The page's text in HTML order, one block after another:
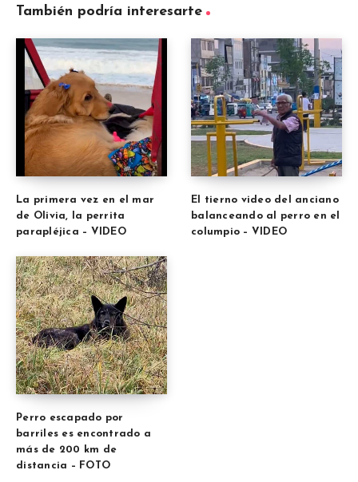
También podría interesarte
La primera vez en el mar
de Olivia, la perrita
parapléjica – VIDEO
El tierno video del anciano
balanceando al perro en el
columpio – VIDEO
Perro escapado por
barriles es encontrado a
más de 200 km de
distancia – FOTO